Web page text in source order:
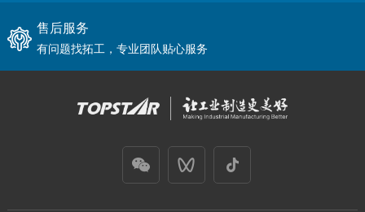
售后服务
有问题找拓工，专业团队贴心服务